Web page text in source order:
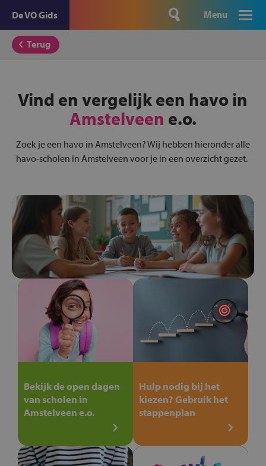
De VO Gids Menu
Terug
Vind en vergelijk een havo in
Amstelveen e.o.
Zoek je een havo in Amstelveen? Wij hebben hieronder alle
havo-scholen in Amstelveen voor je in een overzicht gezet.
Bekijk de open dagen
van scholen in
Amstelveen e.o.
Hulp nodig bij het
kiezen? Gebruik het
stappenplan